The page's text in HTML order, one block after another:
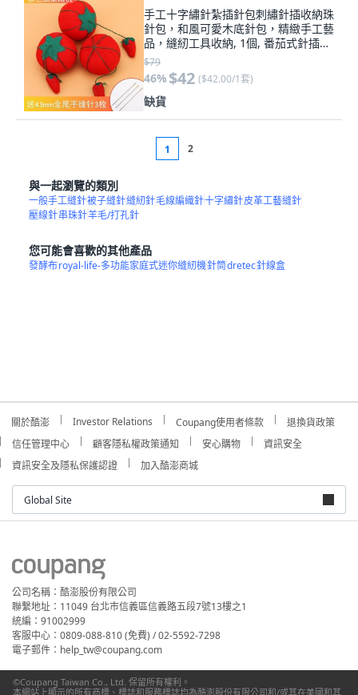
手工十字繡針紮插針包刺繡針插收納珠
針包，和風可愛木底針包，精緻手工藝
品，縫紉工具收納, 1個, 番茄式針插一
個（送3根金尾針）
$79
46% $42 ($42.00/1套)
缺貨
1 2
與一起瀏覽的類別
一般手工縫針被子縫針縫紉針毛線編織針十字繡針皮革工藝縫針
壓線針串珠針羊毛/打孔針
您可能會喜歡的其他產品
發酵布royal-life-多功能家庭式迷你縫紉機針筒dretec針線盒
關於酷澎 Investor Relations Coupang使用者條款
退換貨政策
信任管理中心
顧客隱私權政策通知 安心購物
資訊安全
資訊安全及隱私保護認證
加入酷澎商城
Global Site
公司名稱：酷澎股份有限公司
聯繫地址：11049 台北市信義區信義路五段7號13樓之1
統編：91002999
客服中心：0809-088-810 (免費) / 02-5592-7298
電子郵件：help_tw@coupang.com
©Coupang Taiwan Co., Ltd. 保留所有權利。
本網站上顯示的所有商標、標誌和服務標誌均為酷澎股份有限公司和/或其在美國和其